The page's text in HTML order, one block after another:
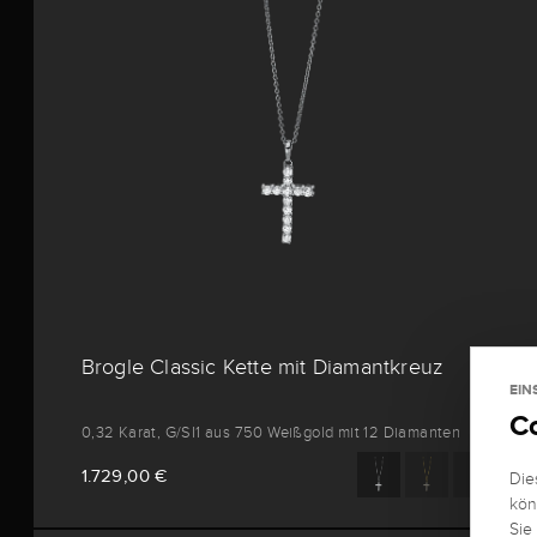
Brogle Classic Kette mit Diamantkreuz
0,32 Karat, G/SI1 aus 750 Weißgold mit 12 Diamanten
1.729,00 €
Sie